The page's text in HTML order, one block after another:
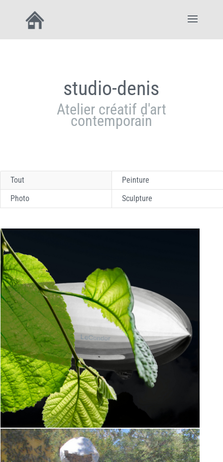
studio-denis
Atelier créatif d'art
contemporain
Tout
Peinture
Photo
Sculpture